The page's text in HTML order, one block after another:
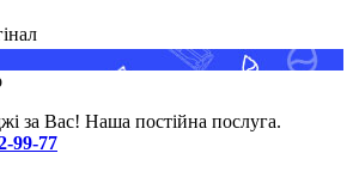
за Вас! Наша постійна послуга.
99-77